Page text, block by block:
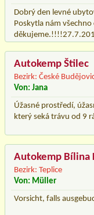
Dobrý den levné
Poskytla nám
Autokemp Štilec
Bezirk: České
Von: Jana
Úžasné prostředí,
který seká trávu od 9
Autokemp Bílina
Bezirk: Teplice
Von: Müller
Vorsicht, falls